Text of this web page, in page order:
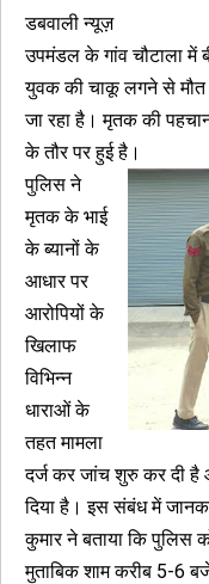
डबवाली न्यूज़
उपमंडल के गांव चौटाला में
युवक की चाकू लगने से मौत
जा रहा है। मृतक की पहचान
के तौर पर हुई है।
पुलिस ने
मृतक के भाई
के ब्यानों के
आधार पर
आरोपियों के
खिलाफ
विभिन्न
धाराओं के
तहत मामला
दर्ज कर जांच शुरु कर दी है
दिया है। इस संबंध में
कुमार ने बताया कि पुलिस
मुताबिक शाम करीब 5-6